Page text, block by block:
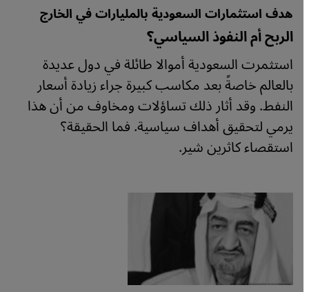
هدف استثمارات السعودية بالمليارات في الخارج
الربح أم النفوذ السياسي؟
استثمرت السعودية أموالا طائلة في دول عديدة
بالعالم خاصةً بعد مكاسب كبيرة جراء زيادة أسعار
النفط. وقد أثار ذلك تساؤلات ومخاوف من أن هذا
يرمي لتحقيق أهداف سياسية. فما الحقيقة؟
استقصاء كاثرين شير.